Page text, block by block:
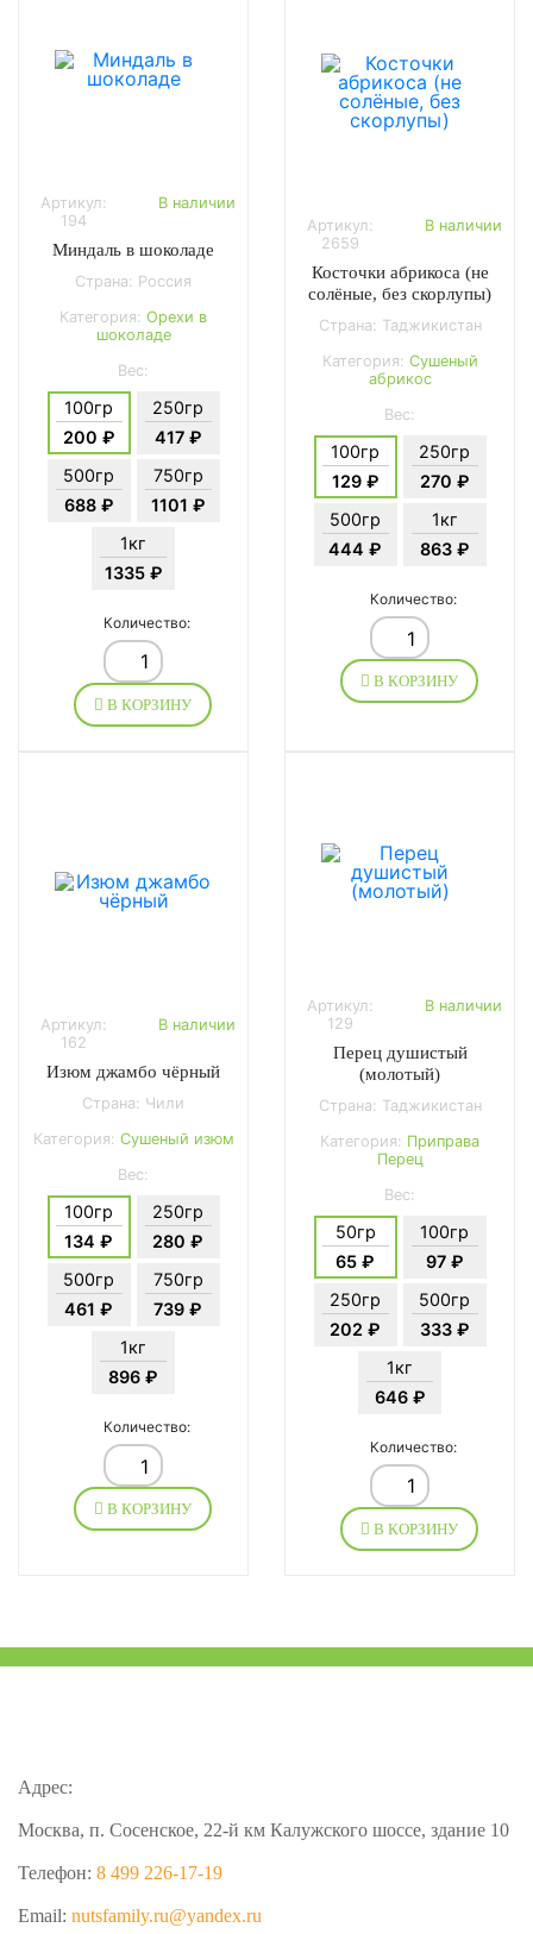
Артикул:
194
В наличии
Миндаль в шоколаде
Страна: Россия
Категория: Орехи в
шоколаде
Вес:
100гр
200 ₽
250гр
417 ₽
500гр
688 ₽
750гр
1101 ₽
1кг
1335 ₽
Количество:
В КОРЗИНУ
Артикул:
2659
В наличии
Косточки абрикоса (не
солёные, без скорлупы)
Страна: Таджикистан
Категория: Сушеный
абрикос
Вес:
100гр
129 ₽
250гр
270 ₽
500гр
444 ₽
1кг
863 ₽
Количество:
В КОРЗИНУ
Артикул:
162
В наличии
Изюм джамбо чёрный
Страна: Чили
Категория: Сушеный изюм
Вес:
100гр
134 ₽
250гр
280 ₽
500гр
461 ₽
750гр
739 ₽
1кг
896 ₽
Количество:
В КОРЗИНУ
Артикул:
129
В наличии
Перец душистый
(молотый)
Страна: Таджикистан
Категория: Приправа
Перец
Вес:
50гр
65 ₽
100гр
97 ₽
250гр
202 ₽
500гр
333 ₽
1кг
646 ₽
Количество:
В КОРЗИНУ
Адрес:
Москва, п. Сосенское, 22-й км Калужского шоссе, здание 10
Телефон: 8 499 226-17-19
Email: nutsfamily.ru@yandex.ru